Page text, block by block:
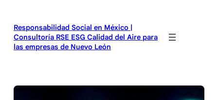
contenido
Responsabilidad Social en México |
Consultoría RSE ESG Calidad del Aire para
las empresas de Nuevo León